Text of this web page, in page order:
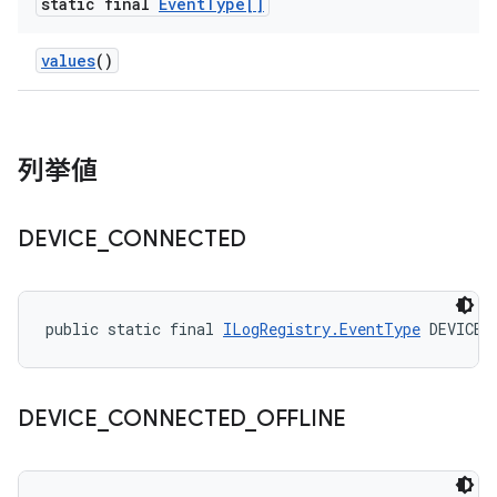
values()
列挙値
DEVICE CONNECTED
public static final ILogRegistry.EventType
DEVICE CONNECTED OFFLINE